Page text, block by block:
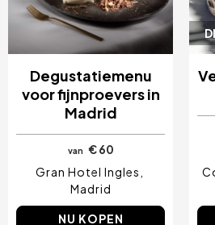
Degustatiemenu
voor fijnproevers in
Madrid
van € 60
Gran Hotel Ingles
Madrid
NU KOPEN